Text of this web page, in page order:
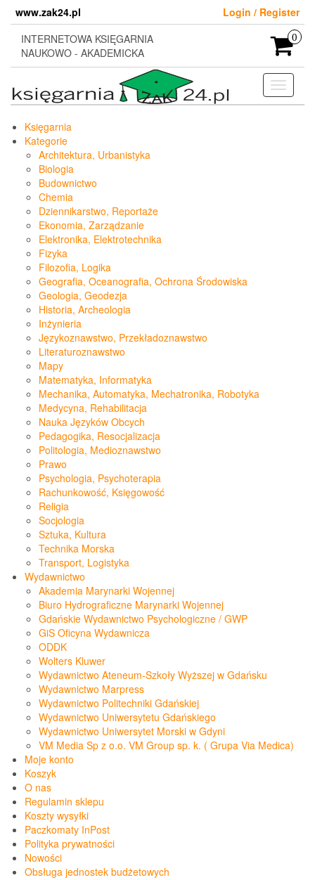
content
www.zak24.pl
Login / Register
INTERNETOWA KSIĘGARNIA
NAUKOWO - AKADEMICKA
0
Toggle
Księgarnia
Kategorie
Architektura, Urbanistyka
Biologia
Budownictwo
Chemia
Dziennikarstwo, Reportaże
Ekonomia, Zarządzanie
Elektronika, Elektrotechnika
Fizyka
Filozofia, Logika
Geografia, Oceanografia, Ochrona Środowiska
Geologia, Geodezja
Historia, Archeologia
Inżynieria
Językoznawstwo, Przekładoznawstwo
Literaturoznawstwo
Mapy
Matematyka, Informatyka
Mechanika, Automatyka, Mechatronika, Robotyka
Medycyna, Rehabilitacja
Nauka Języków Obcych
Pedagogika, Resocjalizacja
Politologia, Medioznawstwo
Prawo
Psychologia, Psychoterapia
Rachunkowość, Księgowość
Religia
Socjologia
Sztuka, Kultura
Technika Morska
Transport, Logistyka
Wydawnictwo
Akademia Marynarki Wojennej
Biuro Hydrograficzne Marynarki Wojennej
Gdańskie Wydawnictwo Psychologiczne / GWP
GiS Oficyna Wydawnicza
ODDK
Wolters Kluwer
Wydawnictwo Ateneum-Szkoły Wyższej w Gdańsku
Wydawnictwo Marpress
Wydawnictwo Politechniki Gdańskiej
Wydawnictwo Uniwersytetu Gdańskiego
Wydawnictwo Uniwersytet Morski w Gdyni
VM Media Sp z o.o. VM Group sp. k. ( Grupa Via Medica)
Moje konto
Koszyk
O nas
Regulamin sklepu
Koszty wysyłki
Paczkomaty InPost
Polityka prywatności
Nowości
Obsługa jednostek budżetowych